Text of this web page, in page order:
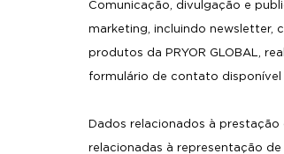
Comunicação, divulgação e
marketing, incluindo newsletter,
produtos da PRYOR GLOBAL,
formulário de contato disponível
Dados relacionados à
relacionadas à representação